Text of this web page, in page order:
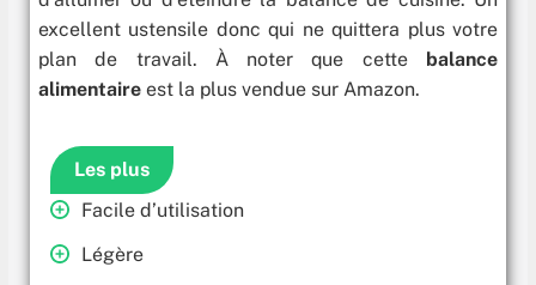
excellent ustensile donc qui ne quittera plus votre
plan de travail. À noter que cette balance
alimentaire est la plus vendue sur Amazon.
Les plus
Facile d’utilisation
Légère